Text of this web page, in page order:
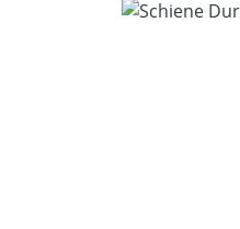
Bildergalerie überspringen